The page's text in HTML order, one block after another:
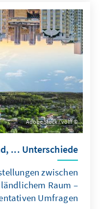
von Deep
erfordert robuste
Cyberkompetenz-
Leitlinien für die
in der politischen
um die Integrität
zu bewahren.
Adobe Stock / volff
... Unterschiede?
zwischen
Raum –
Umfragen